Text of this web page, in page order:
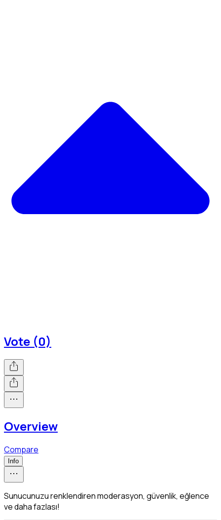
Vote (0)
Overview
Compare
Info
Sunucunuzu renklendiren moderasyon, güvenlik, eğlence
ve daha fazlası!